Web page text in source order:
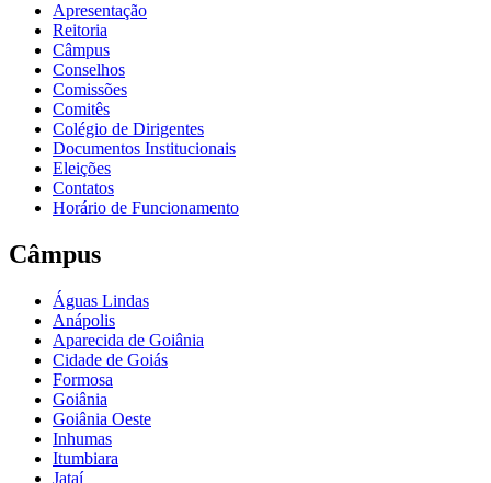
Apresentação
Reitoria
Câmpus
Conselhos
Comissões
Comitês
Colégio de Dirigentes
Documentos Institucionais
Eleições
Contatos
Horário de Funcionamento
Câmpus
Águas Lindas
Anápolis
Aparecida de Goiânia
Cidade de Goiás
Formosa
Goiânia
Goiânia Oeste
Inhumas
Itumbiara
Jataí